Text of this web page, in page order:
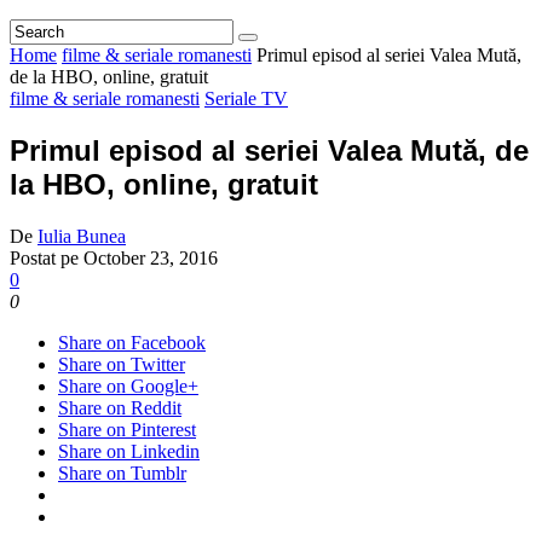
Home filme & seriale romanesti Primul episod al seriei Valea Mută,
de la HBO, online, gratuit
filme & seriale romanesti Seriale TV
Primul episod al seriei Valea Mută, de
la HBO, online, gratuit
De Iulia Bunea
Postat pe October 23, 2016
0
0
Share on Facebook
Share on Twitter
Share on Google+
Share on Reddit
Share on Pinterest
Share on Linkedin
Share on Tumblr